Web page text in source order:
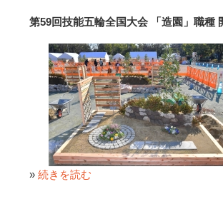
第59回技能五輪全国大会 「造園」職種
» 続きを読む